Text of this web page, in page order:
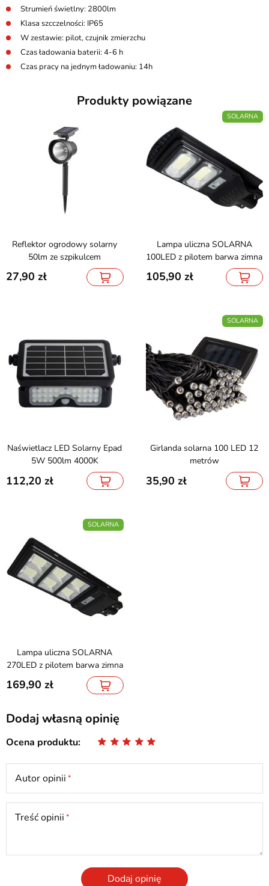
Strumień świetlny: 2800lm
Klasa szcczelności: IP65
W zestawie: pilot, czujnik zmierzchu
Czas ładowania baterii: 4-6 h
Czas pracy na jednym ładowaniu: 14h
Produkty powiązane
Reflektor ogrodowy solarny
50lm ze szpikulcem
27,90
SOLARNA
Lampa uliczna SOLARNA
100LED z pilotem barwa zimna
105,90
Naświetlacz LED Solarny Epad
5W 500lm 4000K
112,20
SOLARNA
Girlanda solarna 100 LED 12
metrów
35,90
SOLARNA
Lampa uliczna SOLARNA
270LED z pilotem barwa zimna
169,90
Dodaj własną opinię
Ocena produktu
Autor opinii
Treść opinii
Dodaj opinię